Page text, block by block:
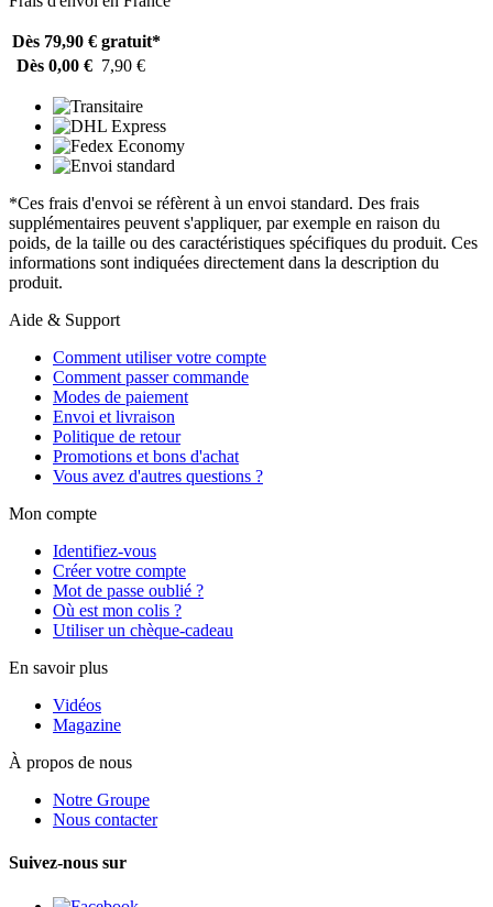
Dès 79,90 € gratuit*
Dès 0,00 € 7,90 €
*Ces frais d'envoi se réfèrent à un envoi standard. Des frais
supplémentaires peuvent s'appliquer, par exemple en raison du
poids, de la taille ou des caractéristiques spécifiques du produit. Ces
informations sont indiquées directement dans la description du
produit.
Aide & Support
Comment utiliser votre compte
Comment passer commande
Modes de paiement
Envoi et livraison
Politique de retour
Promotions et bons d'achat
Vous avez d'autres questions ?
Mon compte
Identifiez-vous
Créer votre compte
Mot de passe oublié ?
Où est mon colis ?
Utiliser un chèque-cadeau
En savoir plus
Vidéos
Magazine
À propos de nous
Notre Groupe
Nous contacter
Suivez-nous sur